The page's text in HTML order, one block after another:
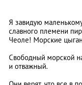
Я завидую
славного племени
Чеоле! Морские
Свободный морской
и отважный.